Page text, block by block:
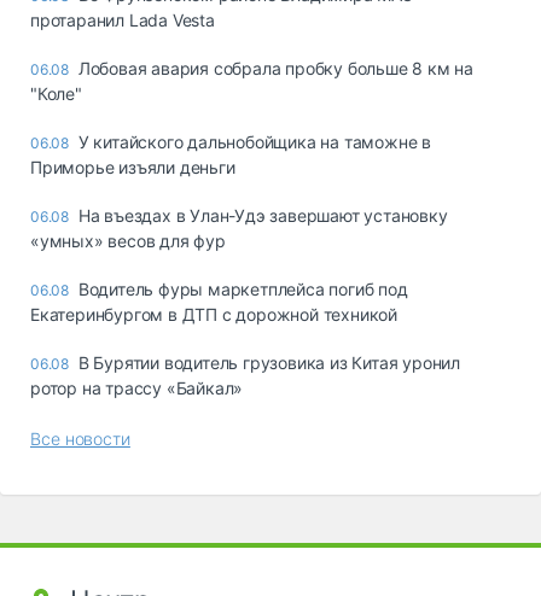
протаранил Lada Vesta
06.08 Лобовая авария собрала пробку больше 8 км на
"Коле"
06.08 У китайского дальнобойщика на таможне в
Приморье изъяли деньги
06.08 Ha въeздax в Улaн-Удэ зaвepшaют ycтaнoвкy
«yмныx» вecoв для фyp
06.08 Водитель фуры маркетплейса погиб под
Екатеринбургом в ДТП с дорожной техникой
06.08 В Бурятии водитель грузовика из Китая уронил
ротор на трассу «Байкал»
Все новости